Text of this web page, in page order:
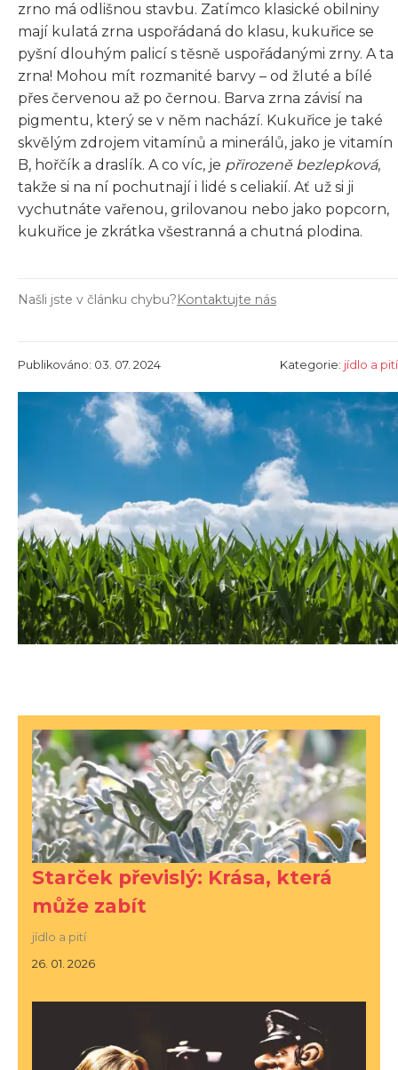
zrno má odlišnou stavbu. Zatímco klasické obilniny
mají kulatá zrna uspořádaná do klasu, kukuřice se
pyšní dlouhým palicí s těsně uspořádanými zrny. A ta
zrna! Mohou mít rozmanité barvy – od žluté a bílé
přes červenou až po černou. Barva zrna závisí na
pigmentu, který se v něm nachází. Kukuřice je také
skvělým zdrojem vitamínů a minerálů, jako je vitamín
B, hořčík a draslík. A co víc, je přirozeně bezlepková,
takže si na ní pochutnají i lidé s celiakií. Ať už si ji
vychutnáte vařenou, grilovanou nebo jako popcorn,
kukuřice je zkrátka všestranná a chutná plodina.
Našli jste v článku chybu?Kontaktujte nás
Publikováno: 03. 07. 2024 Kategorie: jídlo a pití
Starček převislý: Krása, která
může zabít
jídlo a pití
26. 01. 2026